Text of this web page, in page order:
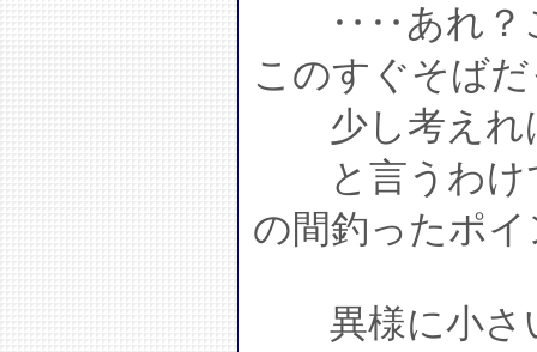
‥‥あれ？こ
このすぐそば
少し考えれ
と言うわけ
の間釣ったポ
異様に小さ